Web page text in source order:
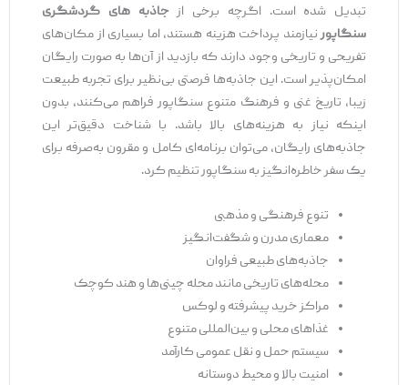
تبدیل شده است. اگرچه برخی ازجاذبه های گردشگری
سنگاپورنیازمند پرداخت هزینه هستند، اما بسیاری از مکان‌های
تفریحی و تاریخی وجود دارند که بازدید از آن‌ها به صورت رایگان
امکان‌پذیر است. این جاذبه‌ها فرصتی بی‌نظیر برای تجربه طبیعت
زیبا، تاریخ غنی و فرهنگ متنوع سنگاپور فراهم می‌کنند، بدون
اینکه نیاز به هزینه‌های بالا باشد. با شناخت دقیق‌تر این
جاذبه‌های رایگان، می‌توان برنامه‌ای کامل و مقرون به‌صرفه برای
یک سفر خاطره‌انگیز به سنگاپور تنظیم کرد.
تنوع فرهنگی و مذهبی
معماری مدرن و شگفت‌انگیز
جاذبه‌های طبیعی فراوان
محله‌های تاریخی مانند محله چینی‌ها و هند کوچک
مراکز خرید پیشرفته و لوکس
غذاهای محلی و بین‌المللی متنوع
سیستم حمل و نقل عمومی کارآمد
امنیت بالا و محیط دوستانه